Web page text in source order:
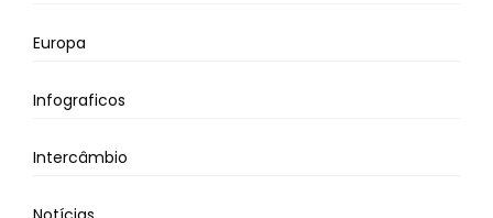
Europa
Infograficos
Intercâmbio